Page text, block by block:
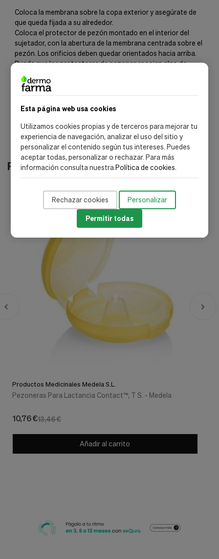
Esta página web usa cookies
Utilizamos cookies propias y de terceros para mejorar tu
experiencia de navegación, analizar el uso del sitio y
personalizar el contenido según tus intereses. Puedes
aceptar todas, personalizar o rechazar. Para más
información consulta nuestraPolítica de cookies.
Rechazar cookies Personalizar
Permitir todas
Coloca la membrana sobre la copa exterior y asegúrate de
que queda fijada a su alrededor.
Coloca el protector de pezón montado en el interior del
sujetador, con la abertura de la membrana centrada sobre el
pezón. Los orificios deben quedar orientados hacia arriba.
Puede que los protectores de pezones recojan algo de
leche materna durante su uso. No debes alimentar a tu bebé
con esa leche. Deséchala cuando limpies los protectores
Productos relacionados
Productos Medicinales Medela S.L.
Pezoneras Para Lactancia Contact™, T S. - Medela
13,46 €
10,76 €
Añadir al carrito